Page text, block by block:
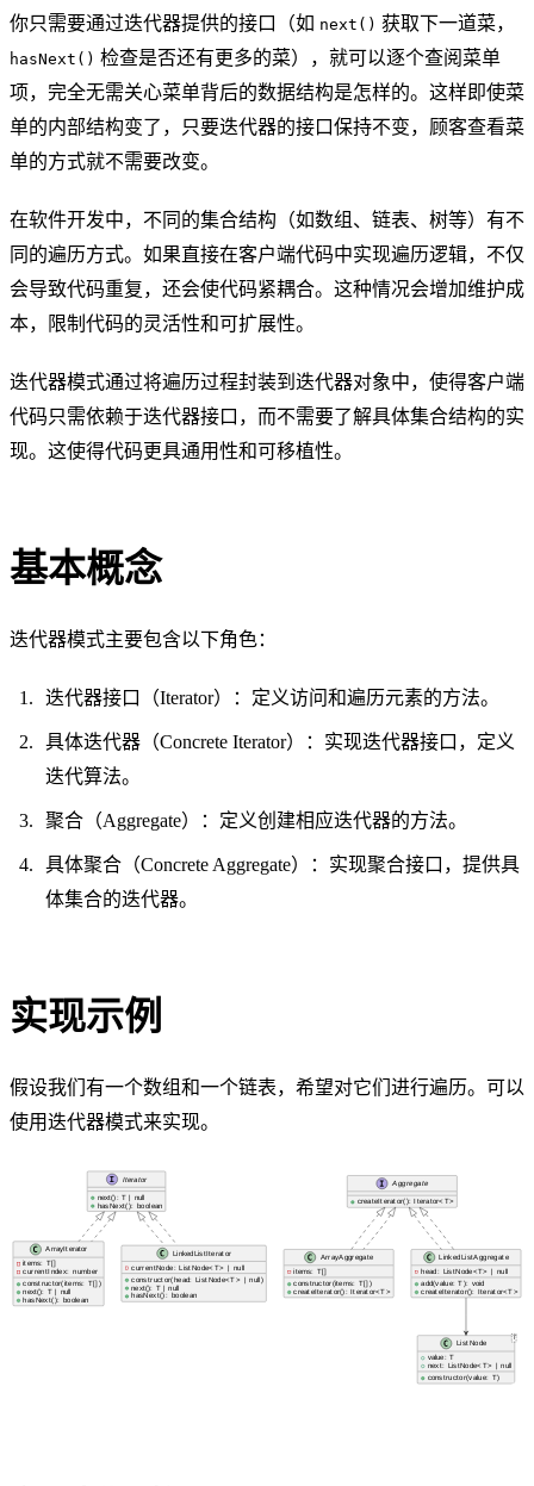
你只需要通过迭代器提供的接口（如 next() 获取下一道菜，
hasNext() 检查是否还有更多的菜），就可以逐个查阅菜单
项，完全无需关心菜单背后的数据结构是怎样的。这样即使菜
单的内部结构变了，只要迭代器的接口保持不变，顾客查看菜
单的方式就不需要改变。
在软件开发中，不同的集合结构（如数组、链表、树等）有不
同的遍历方式。如果直接在客户端代码中实现遍历逻辑，不仅
会导致代码重复，还会使代码紧耦合。这种情况会增加维护成
本，限制代码的灵活性和可扩展性。
迭代器模式通过将遍历过程封装到迭代器对象中，使得客户端
代码只需依赖于迭代器接口，而不需要了解具体集合结构的实
现。这使得代码更具通用性和可移植性。
基本概念
迭代器模式主要包含以下角色：
迭代器接口（Iterator）：定义访问和遍历元素的方法。
具体迭代器（Concrete Iterator）：实现迭代器接口，定义
迭代算法。
聚合（Aggregate）：定义创建相应迭代器的方法。
具体聚合（Concrete Aggregate）：实现聚合接口，提供具
体集合的迭代器。
实现示例
假设我们有一个数组和一个链表，希望对它们进行遍历。可以
使用迭代器模式来实现。